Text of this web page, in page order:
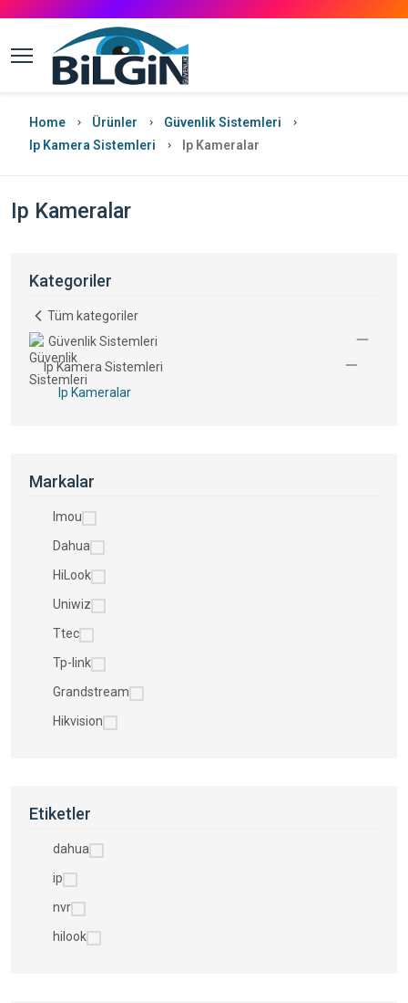
Home Ürünler
Güvenlik Sistemleri
Ip Kamera Sistemleri
Ip Kameralar
Ip Kameralar
Kategoriler
Tüm kategoriler
Güvenlik Sistemleri
Ip Kamera Sistemleri
Ip Kameralar
Markalar
Imou
Dahua
HiLook
Uniwiz
Ttec
Tp-link
Grandstream
Hikvision
Etiketler
dahua
ip
nvr
hilook